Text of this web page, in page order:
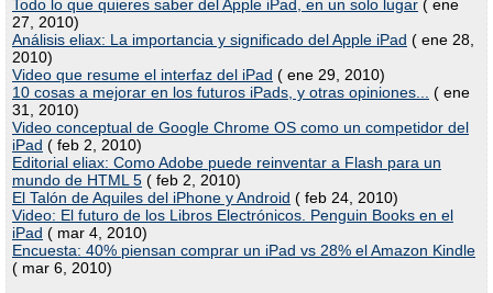
Todo lo que quieres saber del Apple iPad, en un solo lugar ( ene
27, 2010)
Análisis eliax: La importancia y significado del Apple iPad ( ene 28,
2010)
Video que resume el interfaz del iPad ( ene 29, 2010)
10 cosas a mejorar en los futuros iPads, y otras opiniones...
( ene
31, 2010)
Video conceptual de Google Chrome OS como un competidor del
iPad ( feb 2, 2010)
Editorial eliax: Como Adobe puede reinventar a Flash para un
mundo de HTML 5 ( feb 2, 2010)
El Talón de Aquiles del iPhone y Android ( feb 24, 2010)
Video: El futuro de los Libros Electrónicos. Penguin Books en el
iPad ( mar 4, 2010)
Encuesta: 40% piensan comprar un iPad vs 28% el Amazon Kindle
( mar 6, 2010)